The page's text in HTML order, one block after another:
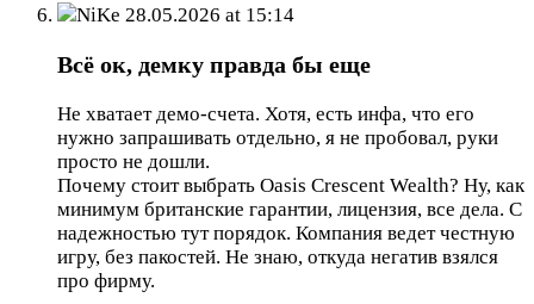
NiKe 28.05.2026 at 15:14
Всё ок, демку правда бы еще
Не хватает демо-счета. Хотя, есть инфа, что его
нужно запрашивать отдельно, я не пробовал, руки
просто не дошли.
Почему стоит выбрать Oasis Crescent Wealth? Ну, как
минимум британские гарантии, лицензия, все дела. С
надежностью тут порядок. Компания ведет честную
игру, без пакостей. Не знаю, откуда негатив взялся
про фирму.